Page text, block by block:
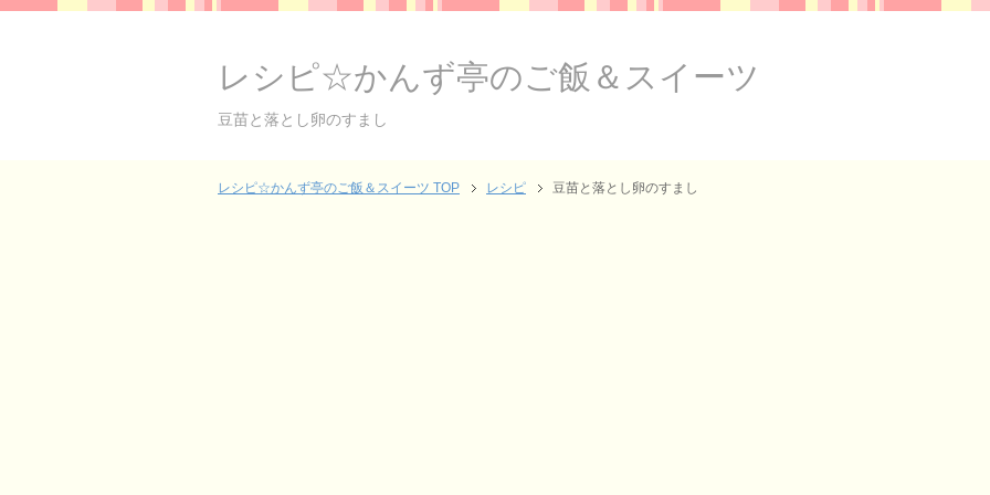
レシピ☆かんず亭のご飯＆スイーツ
豆苗と落とし卵のすまし
レシピ☆かんず亭のご飯＆スイーツ TOP レシピ 豆苗と落とし卵のすまし